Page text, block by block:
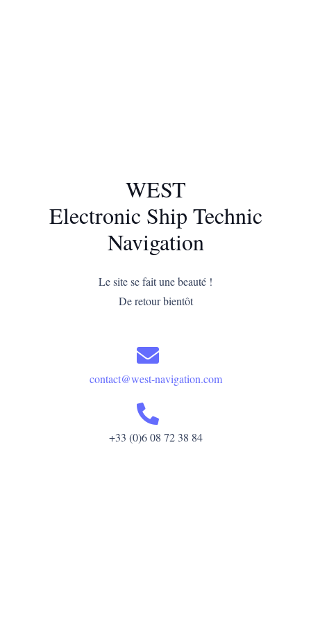
WEST
Electronic Ship Technic
Navigation
Le site se fait une beauté !
De retour bientôt
contact@west-navigation.com
+33 (0)6 08 72 38 84